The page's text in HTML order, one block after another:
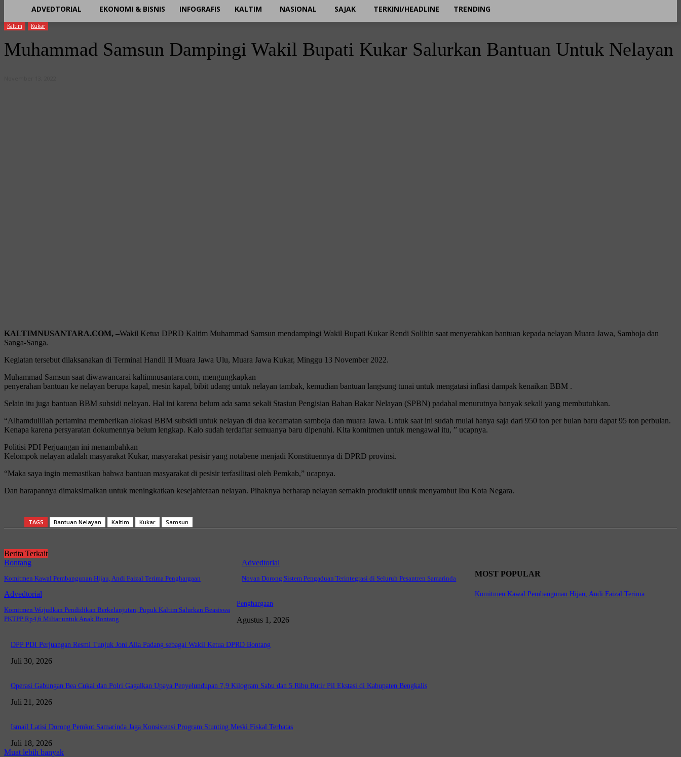
ADVEDTORIAL EKONOMI & BISNIS INFOGRAFIS KALTIM NASIONAL SAJAK TERKINI/HEADLINE TRENDING
Kaltim Kukar
Muhammad Samsun Dampingi Wakil Bupati Kukar Salurkan Bantuan Untuk Nelayan
KALTIMNUSANTARA.COM, –Wakil Ketua DPRD Kaltim Muhammad Samsun mendampingi Wakil Bupati Kukar Rendi Solihin saat menyerahkan bantuan kepada nelayan Muara Jawa, Samboja dan
Sanga-Sanga.
Kegiatan tersebut dilaksanakan di Terminal Handil II Muara Jawa Ulu, Muara Jawa Kukar, Minggu 13 November 2022.
Muhammad Samsun saat diwawancarai kaltimnusantara.com, mengungkapkan
penyerahan bantuan ke nelayan berupa kapal, mesin kapal, bibit udang untuk nelayan tambak, kemudian bantuan langsung tunai untuk mengatasi inflasi dampak kenaikan BBM .
Selain itu juga bantuan BBM subsidi nelayan. Hal ini karena belum ada sama sekali Stasiun Pengisian Bahan Bakar Nelayan (SPBN) padahal menurutnya banyak sekali yang membutuhkan.
“Alhamdulillah pertamina memberikan alokasi BBM subsidi untuk nelayan di dua kecamatan samboja dan muara Jawa. Untuk saat ini sudah mulai hanya saja dari 950 ton per bulan baru dapat 95 ton perbulan.
Kenapa karena persyaratan dokumennya belum lengkap. Kalo sudah terdaftar semuanya baru dipenuhi. Kita komitmen untuk mengawal itu, ” ucapnya.
Politisi PDI Perjuangan ini menambahkan
Kelompok nelayan adalah masyarakat Kukar, masyarakat pesisir yang notabene menjadi Konstituennya di DPRD provinsi.
“Maka saya ingin memastikan bahwa bantuan masyarakat di pesisir terfasilitasi oleh Pemkab,” ucapnya.
Dan harapannya dimaksimalkan untuk meningkatkan kesejahteraan nelayan. Pihaknya berharap nelayan semakin produktif untuk menyambut Ibu Kota Negara.
TAGS Bantuan Nelayan Kaltim Kukar Samsun
Berita Terkait
Bontang
Komitmen Kawal Pembangunan Hijau, Andi Faizal Terima Penghargaan
Advedtorial
Novan Dorong Sistem Pengaduan Terintegrasi di Seluruh Pesantren Samarinda
Advedtorial
Komitmen Wujudkan Pendidikan Berkelanjutan, Pupuk Kaltim Salurkan Beasiswa
PKTPP Rp4,6 Miliar untuk Anak Bontang
MOST POPULAR
Komitmen Kawal Pembangunan Hijau, Andi Faizal Terima
Penghargaan
Agustus 1, 2026
DPP PDI Perjuangan Resmi Tunjuk Joni Alla Padang sebagai Wakil Ketua DPRD Bontang
Juli 30, 2026
Operasi Gabungan Bea Cukai dan Polri Gagalkan Upaya Penyelundupan 7,9 Kilogram Sabu dan 5 Ribu Butir Pil Ekstasi di Kabupaten Bengkalis
Juli 21, 2026
Ismail Latisi Dorong Pemkot Samarinda Jaga Konsistensi Program Stunting Meski Fiskal Terbatas
Juli 18, 2026
Muat lebih banyak